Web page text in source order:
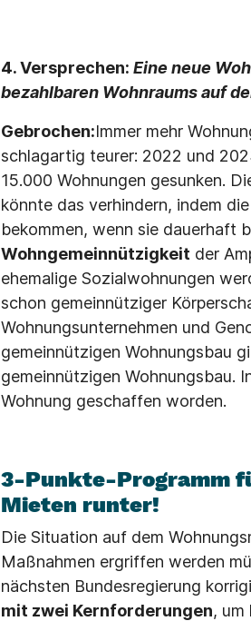
4. Versprechen: Eine neue
bezahlbaren Wohnraums auf
Gebrochen:Immer mehr
schlagartig teurer: 2022 und
15.000 Wohnungen gesunken.
könnte das verhindern, indem
bekommen, wenn sie dauerhaft
Wohngemeinnützigkeit der
ehemalige Sozialwohnungen
schon gemeinnütziger
Wohnungsunternehmen und
gemeinnützigen Wohnungsbau
gemeinnützigen Wohnungsbau.
Wohnung geschaffen worden.
3-Punkte-Programm
Mieten runter!
Die Situation auf dem
Maßnahmen ergriffen werden
nächsten Bundesregierung
mit zwei Kernforderungen,